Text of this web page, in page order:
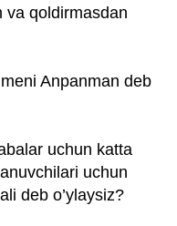
va qoldirmasdan
Anpanman deb
uchun katta
uchun
deb o’ylaysiz?